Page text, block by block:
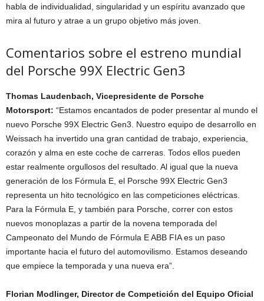
habla de individualidad, singularidad y un espíritu avanzado que
mira al futuro y atrae a un grupo objetivo más joven.
Comentarios sobre el estreno mundial
del Porsche 99X Electric Gen3
Thomas Laudenbach, Vicepresidente de Porsche
Motorsport: “Estamos encantados de poder presentar al mundo el
nuevo Porsche 99X Electric Gen3. Nuestro equipo de desarrollo en
Weissach ha invertido una gran cantidad de trabajo, experiencia,
corazón y alma en este coche de carreras. Todos ellos pueden
estar realmente orgullosos del resultado. Al igual que la nueva
generación de los Fórmula E, el Porsche 99X Electric Gen3
representa un hito tecnológico en las competiciones eléctricas.
Para la Fórmula E, y también para Porsche, correr con estos
nuevos monoplazas a partir de la novena temporada del
Campeonato del Mundo de Fórmula E ABB FIA es un paso
importante hacia el futuro del automovilismo. Estamos deseando
que empiece la temporada y una nueva era”.
Florian Modlinger, Director de Competición del Equipo Oficial